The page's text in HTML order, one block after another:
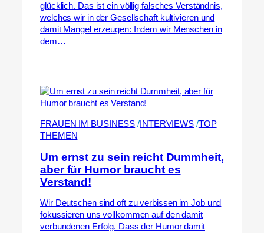
glücklich. Das ist ein völlig falsches Verständnis,
welches wir in der Gesellschaft kultivieren und
damit Mangel erzeugen: Indem wir Menschen in
dem…
FRAUEN IM BUSINESS / INTERVIEWS /TOP
THEMEN
Um ernst zu sein reicht Dummheit,
aber für Humor braucht es
Verstand!
Wir Deutschen sind oft zu verbissen im Job und
fokussieren uns vollkommen auf den damit
verbundenen Erfolg. Dass der Humor damit